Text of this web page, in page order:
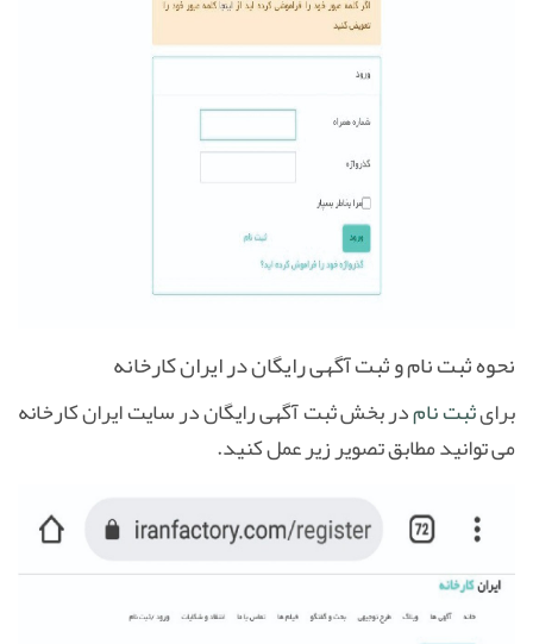
نحوه ثبت نام و ثبت آگهی رایگان در ایران کارخانه
برایثبت نامدر بخشثبت آگهی رایگاندر سایت ایران کارخانه
می توانید مطابق تصویر زیر عمل کنید.